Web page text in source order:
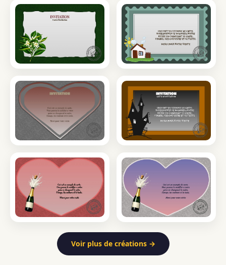
Voir plus de créations →